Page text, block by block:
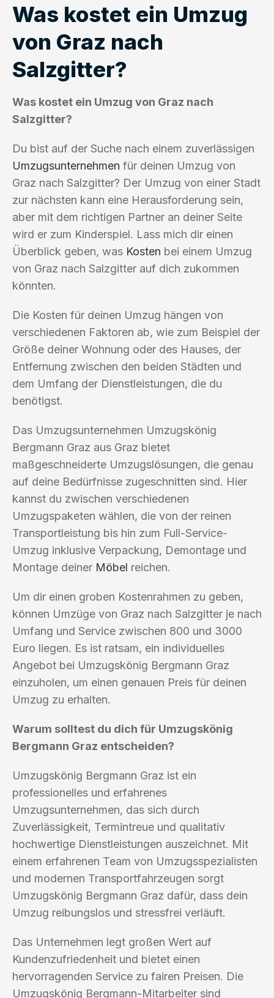
Was kostet ein Umzug
von Graz nach
Salzgitter?
Was kostet ein Umzug von Graz nach
Salzgitter?
Du bist auf der Suche nach einem zuverlässigen
Umzugsunternehmen für deinen Umzug von
Graz nach Salzgitter? Der Umzug von einer Stadt
zur nächsten kann eine Herausforderung sein,
aber mit dem richtigen Partner an deiner Seite
wird er zum Kinderspiel. Lass mich dir einen
Überblick geben, was Kosten bei einem Umzug
von Graz nach Salzgitter auf dich zukommen
könnten.
Die Kosten für deinen Umzug hängen von
verschiedenen Faktoren ab, wie zum Beispiel der
Größe deiner Wohnung oder des Hauses, der
Entfernung zwischen den beiden Städten und
dem Umfang der Dienstleistungen, die du
benötigst.
Das Umzugsunternehmen Umzugskönig
Bergmann Graz aus Graz bietet
maßgeschneiderte Umzugslösungen, die genau
auf deine Bedürfnisse zugeschnitten sind. Hier
kannst du zwischen verschiedenen
Umzugspaketen wählen, die von der reinen
Transportleistung bis hin zum Full-Service-
Umzug inklusive Verpackung, Demontage und
Montage deiner Möbel reichen.
Um dir einen groben Kostenrahmen zu geben,
können Umzüge von Graz nach Salzgitter je nach
Umfang und Service zwischen 800 und 3000
Euro liegen. Es ist ratsam, ein individuelles
Angebot bei Umzugskönig Bergmann Graz
einzuholen, um einen genauen Preis für deinen
Umzug zu erhalten.
Warum solltest du dich für Umzugskönig
Bergmann Graz entscheiden?
Umzugskönig Bergmann Graz ist ein
professionelles und erfahrenes
Umzugsunternehmen, das sich durch
Zuverlässigkeit, Termintreue und qualitativ
hochwertige Dienstleistungen auszeichnet. Mit
einem erfahrenen Team von Umzugsspezialisten
und modernen Transportfahrzeugen sorgt
Umzugskönig Bergmann Graz dafür, dass dein
Umzug reibungslos und stressfrei verläuft.
Das Unternehmen legt großen Wert auf
Kundenzufriedenheit und bietet einen
hervorragenden Service zu fairen Preisen. Die
Umzugskönig Bergmann-Mitarbeiter sind